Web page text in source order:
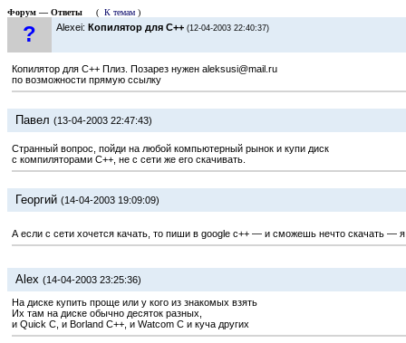
Форум — Ответы ( К темам )
? Alexei: Копилятор для С++ (12-04-2003 22:40:37)
Копилятор для С++ Плиз. Позарез нужен aleksusi@mail.ru
по возможности прямую ссылку
Павел (13-04-2003 22:47:43)
Странный вопрос, пойди на любой компьютерный рынок и купи диск
с компиляторами С++, не с сети же его скачивать.
Георгий (14-04-2003 19:09:09)
А если с сети хочется качать, то пиши в google c++ — и сможешь нечто скачать —
Alex (14-04-2003 23:25:36)
На диске купить проще или у кого из знакомых взять
Их там на диске обычно десяток разных,
и Quick C, и Borland C++, и Watcom C и куча других